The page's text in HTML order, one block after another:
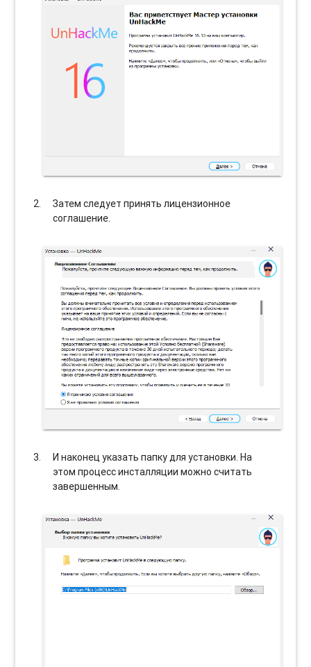
Затем следует принять лицензионное
соглашение.
И наконец указать папку для установки. На
этом процесс инсталляции можно считать
завершенным.